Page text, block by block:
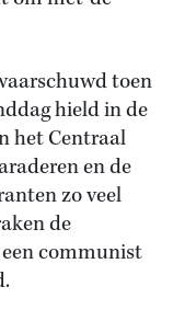
toen
hield in de
het Centraal
en de
zo veel
de
communist